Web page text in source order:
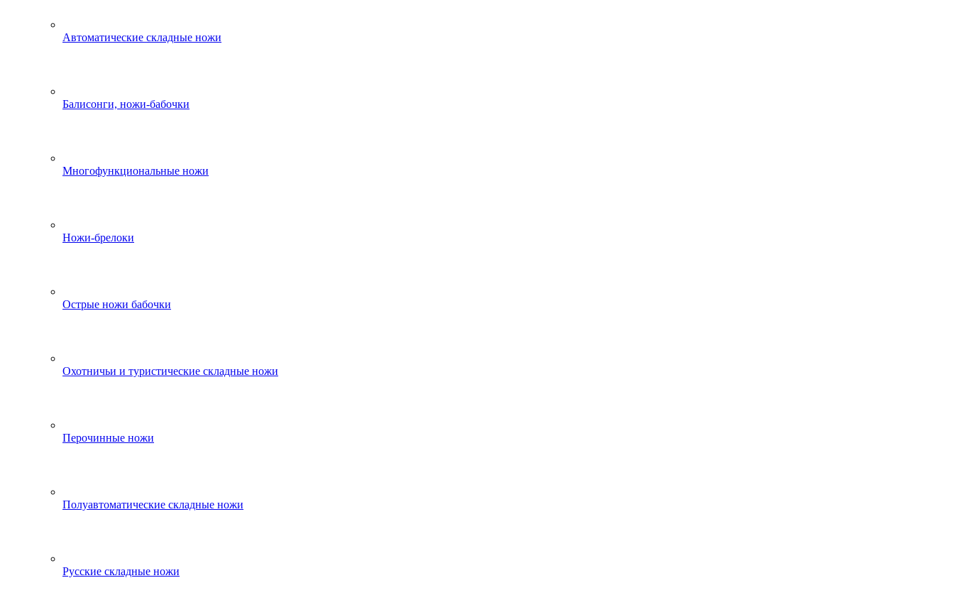
Автоматические складные ножи
Балисонги, ножи-бабочки
Многофункциональные ножи
Ножи-брелоки
Острые ножи бабочки
Охотничьи и туристические складные ножи
Перочинные ножи
Полуавтоматические складные ножи
Русские складные ножи